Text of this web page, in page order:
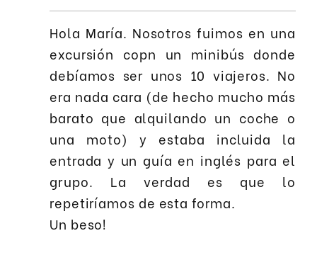
Hola María. Nosotros fuimos en una
excursión copn un minibús donde
debíamos ser unos 10 viajeros. No
era nada cara (de hecho mucho más
barato que alquilando un coche o
una moto) y estaba incluida la
entrada y un guía en inglés para el
grupo. La verdad es que lo
repetiríamos de esta forma.
Un beso!